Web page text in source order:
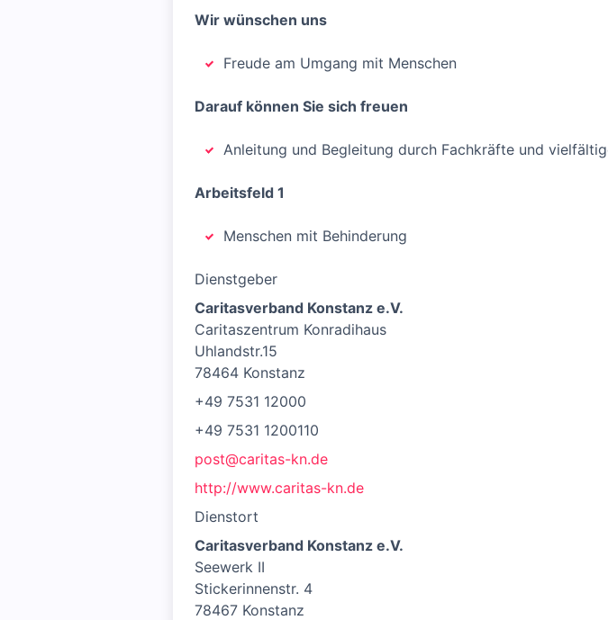
Wir wünschen uns
Freude am Umgang mit Menschen
Darauf können Sie sich freuen
Anleitung und Begleitung durch Fachkräfte und
Arbeitsfeld 1
Menschen mit Behinderung
Dienstgeber
Caritasverband Konstanz e.V.
Caritaszentrum Konradihaus
Uhlandstr.15
78464 Konstanz
+49 7531 12000
+49 7531 1200110
post@caritas-kn.de
http://www.caritas-kn.de
Dienstort
Caritasverband Konstanz e.V.
Seewerk II
Stickerinnenstr. 4
78467 Konstanz